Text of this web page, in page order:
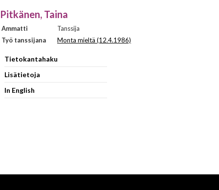
Pitkänen, Taina
Ammatti
Tanssija
Työ tanssijana
Monta mieltä (12.4.1986)
Tietokantahaku
Lisätietoja
In English